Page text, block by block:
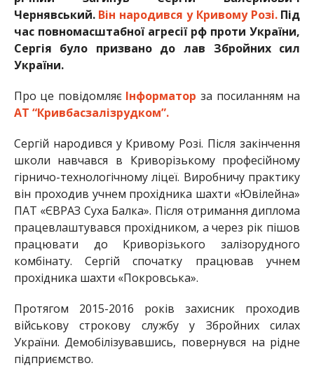
Чернявський. Він народився у Кривому Розі. Під
час повномасштабної агресії рф проти України,
Сергія було призвано до лав Збройних сил
України.
Про це повідомляє Інформатор за посиланням на
АТ “Кривбасзалізрудком”.
Сергій народився у Кривому Розі. Після закінчення
школи навчався в Криворізькому професійному
гірничо-технологічному ліцеї. Виробничу практику
він проходив учнем прохідника шахти «Ювілейна»
ПАТ «ЄВРАЗ Суха Балка». Після отримання диплома
працевлаштувався прохідником, а через рік пішов
працювати до Криворізького залізорудного
комбінату. Сергій спочатку працював учнем
прохідника шахти «Покровська».
Протягом 2015-2016 років захисник проходив
військову строкову службу у Збройних силах
України. Демобілізувавшись, повернувся на рідне
підприємство.